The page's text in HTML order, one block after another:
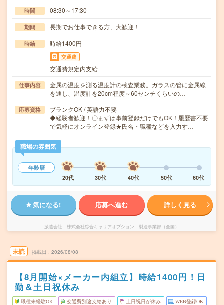
時間 08:30～17:30
期間 長期でお仕事できる方、大歓迎！
時給 時給1400円
交通費
交通費規定内支給
仕事内容
金属の温度を測る温度計の検査業務。ガラスの管に金属線
を通し、温度計を20cm程度～60センチくらいの…
応募資格
ブランクOK / 英語力不要
◆経験者歓迎！〇まずは事前登録だけでもOK！履歴書不要
で気軽にオンライン登録★氏名・職種などを入力す…
職場の雰囲気
年齢層
20代
30代 40代 50代 60代
気になる! 応募へ進む 詳しく見る
派遣会社 株式会社綜合キャリアオプション 製造事業部（全国）
未読 掲載日 2026/08/08
【8月開始×メーカー内組立】時給1400円！日
勤＆土日祝休み
職種未経験OK 交通費別途支給あり 土日祝日が休み WEB登録OK